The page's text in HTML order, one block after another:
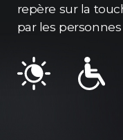
repère sur la
par les